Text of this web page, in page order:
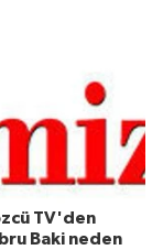
TV'den
Baki neden